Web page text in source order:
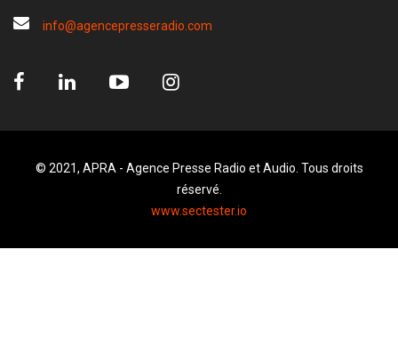
info@agencepresseradio.com
© 2021, APRA - Agence Presse Radio et Audio. Tous droits
réservé.
www.sectester.io